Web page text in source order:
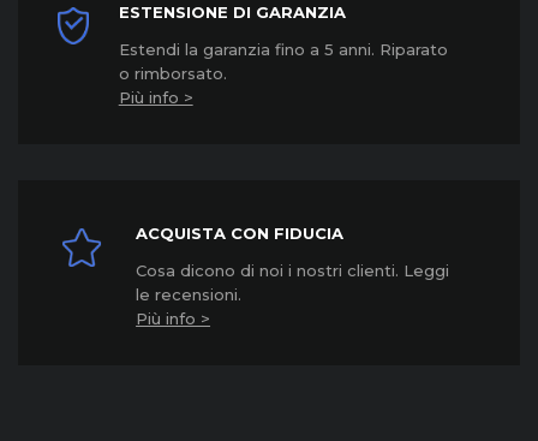
ESTENSIONE DI GARANZIA
Estendi la garanzia fino a 5 anni. Riparato
o rimborsato.
Più info >
ACQUISTA CON FIDUCIA
Cosa dicono di noi i nostri clienti. Leggi
le recensioni.
Più info >